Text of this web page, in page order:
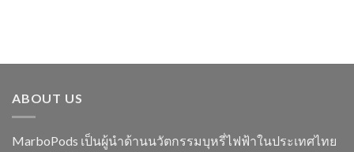
ABOUT US
MarboPods เป็นผู้นำด้านนวัตกรรมบุหรี่ไฟฟ้าในประเทศไทย